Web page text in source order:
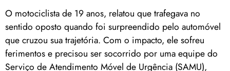
O motociclista de 19 anos, relatou que trafegava no
sentido oposto quando foi surpreendido pelo automóvel
que cruzou sua trajetória. Com o impacto, ele sofreu
ferimentos e precisou ser socorrido por uma equipe do
Serviço de Atendimento Móvel de Urgência (SAMU),